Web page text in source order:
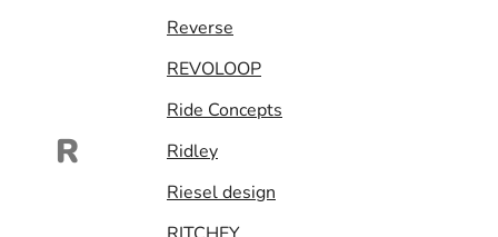
R
Reverse
REVOLOOP
Ride Concepts
Ridley
Riesel design